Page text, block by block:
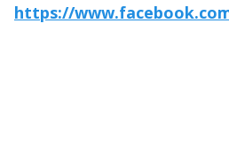
https://